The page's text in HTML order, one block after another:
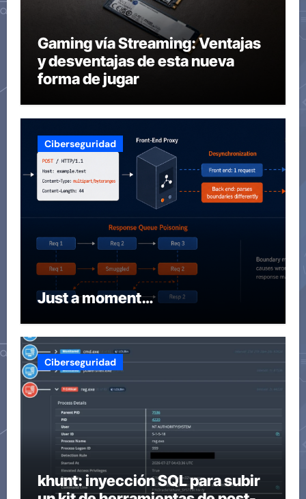
Gaming vía Streaming: Ventajas
y desventajas de esta nueva
forma de jugar
Ciberseguridad
Just a moment…
Ciberseguridad
khunt: inyección SQL para subir